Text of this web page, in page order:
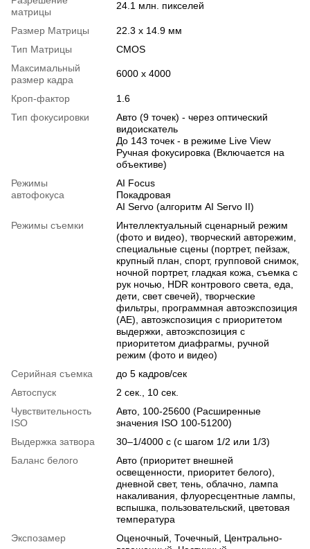
матрицы
24.1 млн. пикселей
Размер Матрицы
22.3 x 14.9 мм
Тип Матрицы
CMOS
Максимальный
размер кадра
6000 x 4000
Кроп-фактор
1.6
Тип фокусировки
Авто (9 точек) - через оптический
видоискатель
До 143 точек - в режиме Live View
Ручная фокусировка (Включается на
объективе)
Режимы
автофокуса
AI Focus
Покадровая
AI Servo (алгоритм AI Servo II)
Режимы съемки
Интеллектуальный сценарный режим
(фото и видео), творческий авторежим,
специальные сцены (портрет, пейзаж,
крупный план, спорт, групповой снимок,
ночной портрет, гладкая кожа, съемка с
рук ночью, HDR контрового света, еда,
дети, свет свечей), творческие
фильтры, программная автоэкспозиция
(AE), автоэкспозиция с приоритетом
выдержки, автоэкспозиция с
приоритетом диафрагмы, ручной
режим (фото и видео)
Серийная съемка
до 5 кадров/сек
Автоспуск
2 сек., 10 сек.
Чувствительность
ISO
Авто, 100-25600 (Расширенные
значения ISO 100-51200)
Выдержка затвора
30–1/4000 с (с шагом 1/2 или 1/3)
Баланс белого
Авто (приоритет внешней
освещенности, приоритет белого),
дневной свет, тень, облачно, лампа
накаливания, флуоресцентные лампы,
вспышка, пользовательский, цветовая
температура
Экспозамер
Оценочный, Точечный, Центрально-